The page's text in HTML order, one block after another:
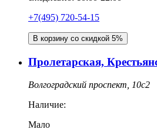
+7(495) 720-54-15
В корзину со скидкой 5%
Пролетарская,
Волгоградский проспект, 10с2
Наличие:
Мало